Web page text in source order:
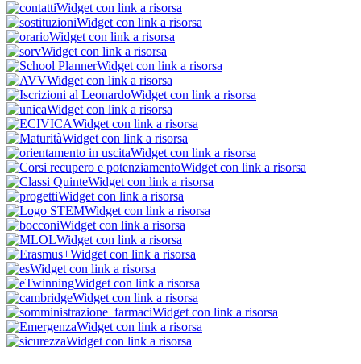
Widget con link a risorsa
Widget con link a risorsa
Widget con link a risorsa
Widget con link a risorsa
Widget con link a risorsa
Widget con link a risorsa
Widget con link a risorsa
Widget con link a risorsa
Widget con link a risorsa
Widget con link a risorsa
Widget con link a risorsa
Widget con link a risorsa
Widget con link a risorsa
Widget con link a risorsa
Widget con link a risorsa
Widget con link a risorsa
Widget con link a risorsa
Widget con link a risorsa
Widget con link a risorsa
Widget con link a risorsa
Widget con link a risorsa
Widget con link a risorsa
Widget con link a risorsa
Widget con link a risorsa